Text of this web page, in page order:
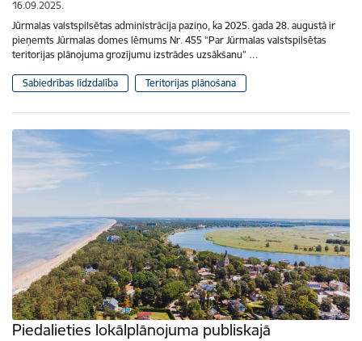
16.09.2025.
Jūrmalas valstspilsētas administrācija paziņo, ka 2025. gada 28. augustā ir
pieņemts Jūrmalas domes lēmums Nr. 455 “Par Jūrmalas valstspilsētas
teritorijas plānojuma grozījumu izstrādes uzsākšanu” …
Sabiedrības līdzdalība Teritorijas plānošana
Piedalieties lokālplānojuma publiskajā